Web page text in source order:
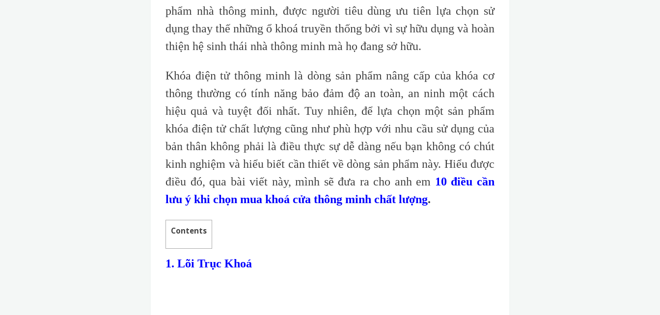
phẩm nhà thông minh, được người tiêu dùng ưu tiên lựa chọn sử
dụng thay thế những ổ khoá truyền thống bởi vì sự hữu dụng và hoàn
thiện hệ sinh thái nhà thông minh mà họ đang sở hữu.
Khóa điện tử thông minh là dòng sản phẩm nâng cấp của khóa cơ
thông thường có tính năng bảo đảm độ an toàn, an ninh một cách
hiệu quả và tuyệt đối nhất. Tuy nhiên, để lựa chọn một sản phẩm
khóa điện tử chất lượng cũng như phù hợp với nhu cầu sử dụng của
bản thân không phải là điều thực sự dễ dàng nếu bạn không có chút
kinh nghiệm và hiểu biết cần thiết về dòng sản phẩm này. Hiểu được
điều đó, qua bài viết này, mình sẽ đưa ra cho anh em 10 điều cần
lưu ý khi chọn mua khoá cửa thông minh chất lượng.
Contents
1. Lõi Trục Khoá